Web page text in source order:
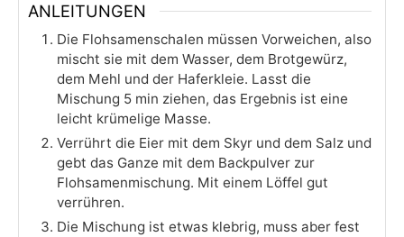
ANLEITUNGEN
Die Flohsamenschalen müssen Vorweichen, also
mischt sie mit dem Wasser, dem Brotgewürz,
dem Mehl und der Haferkleie. Lasst die
Mischung 5 min ziehen, das Ergebnis ist eine
leicht krümelige Masse.
Verrührt die Eier mit dem Skyr und dem Salz und
gebt das Ganze mit dem Backpulver zur
Flohsamenmischung. Mit einem Löffel gut
verrühren.
Die Mischung ist etwas klebrig, muss aber fest